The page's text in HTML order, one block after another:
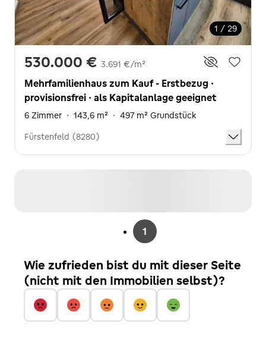
1 / 29
530.000 € 3.691 €/m²
Mehrfamilienhaus zum Kauf - Erstbezug ·
provisionsfrei · als Kapitalanlage geeignet
6 Zimmer · 143,6 m² · 497 m² Grundstück
Fürstenfeld (8280)
1
Wie zufrieden bist du mit dieser Seite
(nicht mit den Immobilien selbst)?